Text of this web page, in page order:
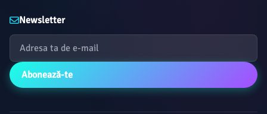
Newsletter
Abonează-te